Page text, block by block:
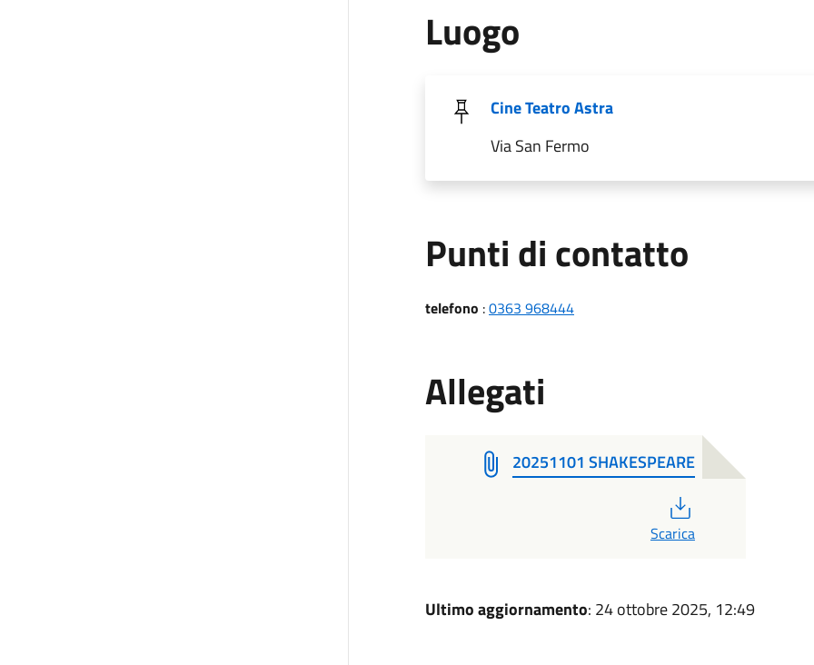
Luogo
Cine Teatro Astra
Via San Fermo
Punti di contatto
telefono :0363 968444
Allegati
20251101 SHAKESPEARE
Scarica
Ultimo aggiornamento: 24 ottobre 2025, 12:49